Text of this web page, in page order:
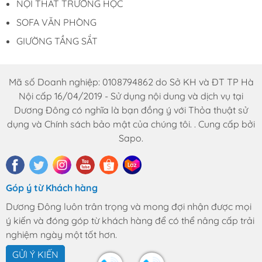
Hotline: 0969.761.368 – 0868.761.368
Email : dautuduongdong@gmail.com
NỘI THẤT TRƯỜNG HỌC
SOFA VĂN PHÒNG
GIƯỜNG TẦNG SẮT
Mã số Doanh nghiệp: 0108794862 do Sở KH và ĐT TP Hà
Nội cấp 16/04/2019 - Sử dụng nội dung và dịch vụ tại
Dương Đông có nghĩa là bạn đồng ý với Thỏa thuật sử
dụng và Chính sách bảo mật của chúng tôi. . Cung cấp bởi
Sapo.
Góp ý từ Khách hàng
Dương Đông luôn trân trọng và mong đợi nhận được mọi
ý kiến và đóng góp từ khách hàng để có thể nâng cấp trải
nghiệm ngày một tốt hơn.
GỬI Ý KIẾN